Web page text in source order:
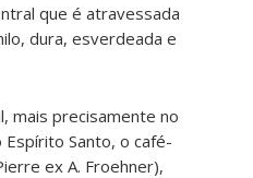
que é atravessada
dura, esverdeada e
mais precisamente no
Santo, o café-
ex A. Froehner),